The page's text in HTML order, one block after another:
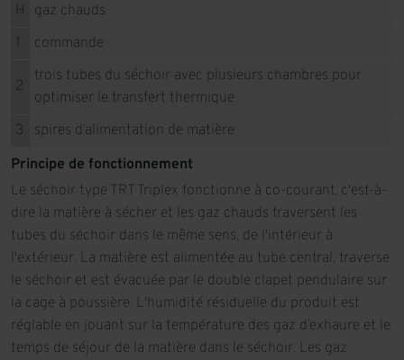
H
gaz chauds
1
commande
2
trois tubes du séchoir avec plusieurs chambres pour
optimiser le transfert thermique
3
spires d’alimentation de matière
Principe de fonctionnement
Le séchoir type TRT Triplex fonctionne à co-courant, c'est-à-
dire la matière à sécher et les gaz chauds traversent les
tubes du séchoir dans le même sens, de l'intérieur à
l'extérieur. La matière est alimentée au tube central, traverse
le séchoir et est évacuée par le double clapet pendulaire sur
la cage à poussière. L'humidité résiduelle du produit est
réglable en jouant sur la température des gaz d’exhaure et le
temps de séjour de la matière dans le séchoir. Les gaz